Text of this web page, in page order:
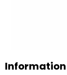
Information